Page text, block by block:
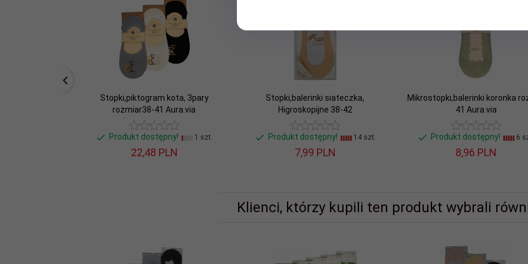
Stopki,piktogram kota, 3pary
rozmiar38-41 Aura.via
Produkt dostępny! 1 szt.
22,48 PLN
Stopki,balerinki siateczka,
Higroskopijne 38-42
Produkt dostępny! 14 szt.
7,99 PLN
Mikrostopki,balerinki koronka
41 Aura.via
Produkt dostępny! 6
8,96 PLN
Klienci, którzy kupili ten produkt wybrali